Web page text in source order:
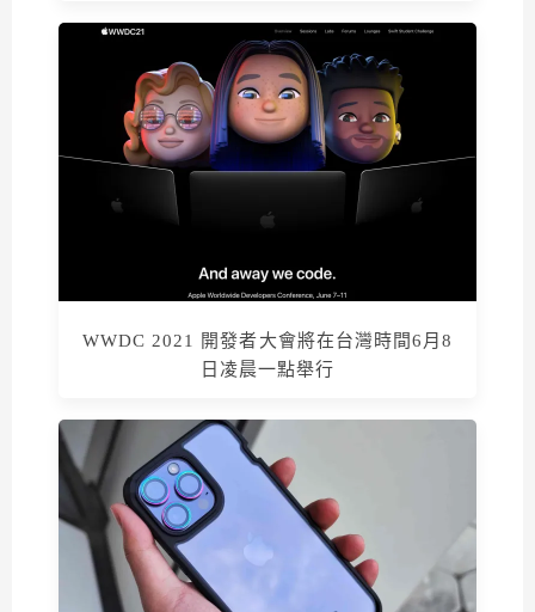
WWDC 2021 開發者大會將在台灣時間6月8
日凌晨一點舉行